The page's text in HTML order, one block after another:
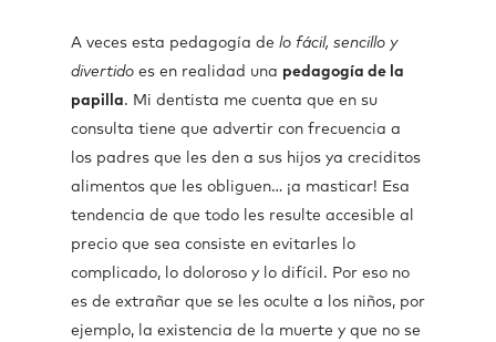
A veces esta pedagogía de lo fácil, sencillo y
divertido es en realidad una pedagogía de la
papilla. Mi dentista me cuenta que en su
consulta tiene que advertir con frecuencia a
los padres que les den a sus hijos ya creciditos
alimentos que les obliguen… ¡a masticar! Esa
tendencia de que todo les resulte accesible al
precio que sea consiste en evitarles lo
complicado, lo doloroso y lo difícil. Por eso no
es de extrañar que se les oculte a los niños, por
ejemplo, la existencia de la muerte y que no se